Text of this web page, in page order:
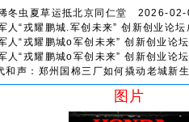
冬虫夏草运抵北京同仁堂
2026-02-
人“戎耀鹏城.军创未来” 创新创业论坛
人“戎耀鹏城o军创未来” 创新创业论
人“戎耀鹏城o军创未来” 创新创业论
和声：郑州国棉三厂如何撬动老城新
图片